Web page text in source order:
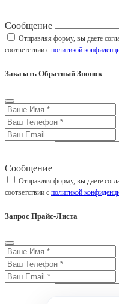
Сообщение
Отправляя форму, вы даете
соответствии с политикой
Заказать Обратный Звонок
Сообщение
Отправляя форму, вы даете
соответствии с политикой
Запрос Прайс-Листа